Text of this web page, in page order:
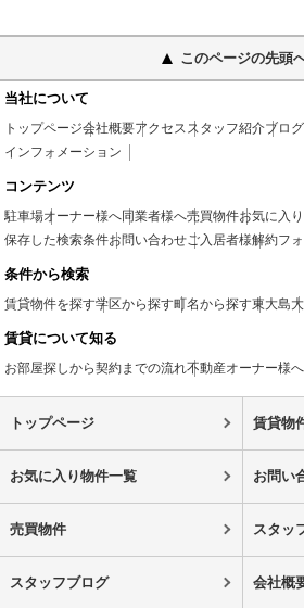
このページの先頭
当社について
トップページ会社概要アクセススタッフ紹介ブログ
インフォメーション
コンテンツ
駐車場オーナー様へ同業者様へ売買物件お気に入
保存した検索条件お問い合わせご入居者様解約フ
条件から検索
賃貸物件を探す学区から探す町名から探す東大島
賃貸について知る
お部屋探しから契約までの流れ不動産オーナー様へ
トップページ 賃貸物
お気に入り物件一覧 お問い
売買物件 スタッ
スタッフブログ 会社概